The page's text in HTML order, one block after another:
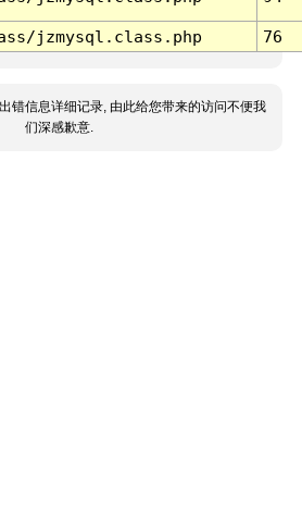
jzmysql.class.php 76
错信息详细记录, 由此给您带来的访问不便我
们深感歉意.